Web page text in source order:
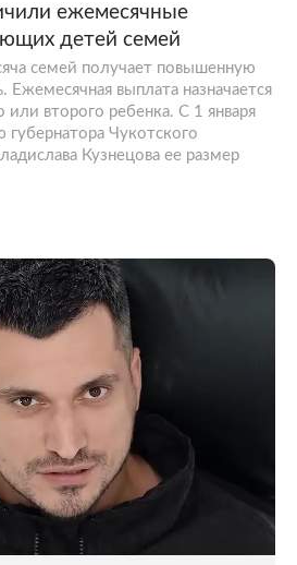
ежемесячные
детей семей
семей получает повышенную
выплата назначается
второго ребенка. С 1 января
Чукотского
Кузнецова ее размер